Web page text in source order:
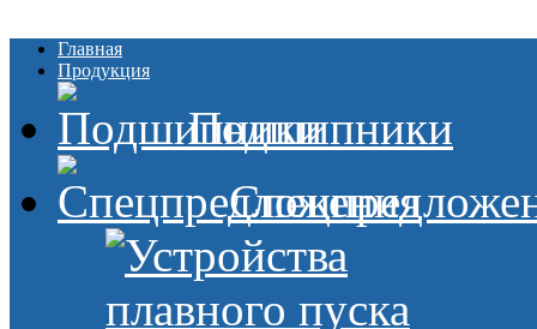
Главная
Продукция
Подшипники